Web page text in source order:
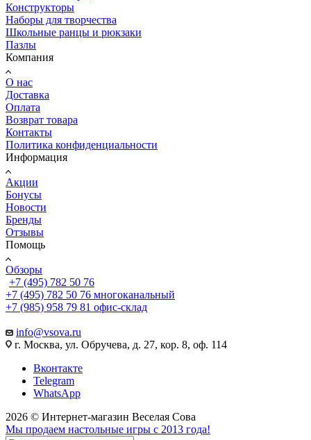
Конструкторы
Наборы для творчества
Школьные ранцы и рюкзаки
Пазлы
Компания
О нас
Доставка
Оплата
Возврат товара
Контакты
Политика конфиденциальности
Информация
Акции
Бонусы
Новости
Бренды
Отзывы
Помощь
Обзоры
+7 (495) 782 50 76
+7 (495) 782 50 76 многоканальный
+7 (985) 958 79 81 офис-склад
info@vsova.ru
г. Москва, ул. Обручева, д. 27, кор. 8, оф. 114
Вконтакте
Telegram
WhatsApp
2026 © Интернет-магазин Веселая Сова
Мы продаем настольные игры с 2013 года!